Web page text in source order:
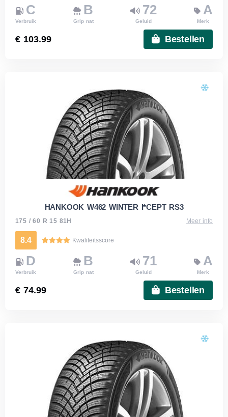
C
Verbruik
B
Grip nat
72
Geluid
A
Merk
€ 103.99 Bestellen
HANKOOK W462 WINTER I*CEPT RS3
175 / 60 R 15 81H Meer info
8.4 Kwaliteitsscore
D
Verbruik
B
Grip nat
71
Geluid
A
Merk
€ 74.99 Bestellen